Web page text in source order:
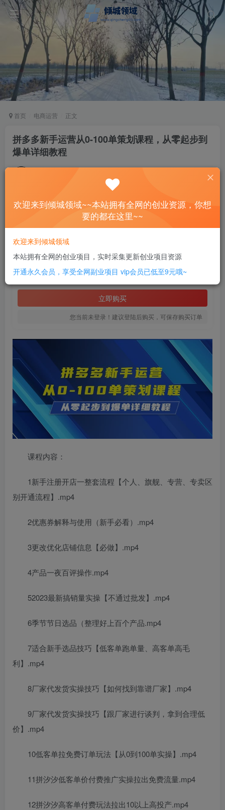
首页 电商运营 正文
拼多多新手运营从0-100单策划课程，从零起步到
爆单详细教程
私信
此内容为付费资源，请付费后查看
￥20
SVIP全站会员免费
立即购买
您当前未登录！建议登陆后购买，可保存购买订单
付费资源
课程内容：
1新手注册开店一整套流程【个人、旗舰、专营、专卖区
别开通流程】.mp4
2优惠券解释与使用（新手必看）.mp4
3更改优化店铺信息【必做】.mp4
4产品一夜百评操作.mp4
52023最新搞销量实操【不通过批发】.mp4
6季节节日选品（整理好上百个产品.mp4
7适合新手选品技巧【低客单跑单量、高客单高毛
利】.mp4
8厂家代发货实操技巧【如何找到靠谱厂家】.mp4
9厂家代发货实操技巧【跟厂家进行谈判，拿到合理低
价】.mp4
10低客单拉免费订单玩法【从0到100单实操】.mp4
11拼汐汐低客单价付费推广实操拉出免费流量.mp4
12拼汐汐高客单付费玩法拉出10以上高投产.mp4
欢迎来到倾城领域~~本站拥有全网的创业资源，你想
要的都在这里~~
欢迎来到倾城领域
本站拥有全网的创业项目，实时采集更新创业项目资源
开通永久会员，享受全网副业项目 vip会员已低至9元哦~